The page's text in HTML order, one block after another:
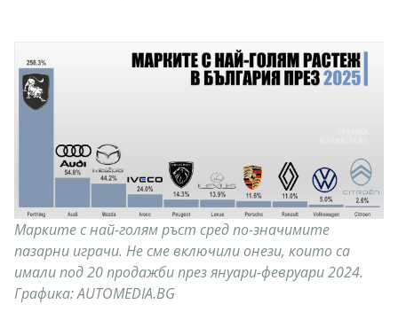
Марките с най-голям ръст сред по-значимите
пазарни играчи. Не сме включили онези, които са
имали под 20 продажби през януари-февруари 2024.
Графика: AUTOMEDIA.BG